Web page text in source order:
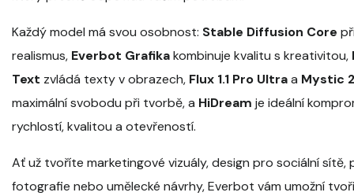
Každý model má svou osobnost: Stable Diffusion Core
realismus, Everbot Grafikakombinuje kvalitu s kreativitou,
Text zvládá texty v obrazech, Flux 1.1 Pro Ultraa Mystic
maximální svobodu při tvorbě, a HiDream je ideální
rychlostí, kvalitou a otevřeností.
Ať už tvoříte marketingové vizuály, design pro sociální sítě,
fotografie nebo umělecké návrhy, Everbot vám umožní